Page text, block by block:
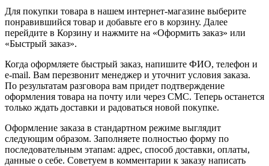
Для покупки товара в нашем интернет-магазине выберите
понравившийся товар и добавьте его в корзину. Далее
перейдите в Корзину и нажмите на «Оформить заказ» или
«Быстрый заказ».
Когда оформляете быстрый заказ, напишите ФИО, телефон и
e-mail. Вам перезвонит менеджер и уточнит условия заказа.
По результатам разговора вам придет подтверждение
оформления товара на почту или через СМС. Теперь останется
только ждать доставки и радоваться новой покупке.
Оформление заказа в стандартном режиме выглядит
следующим образом. Заполняете полностью форму по
последовательным этапам: адрес, способ доставки, оплаты,
данные о себе. Советуем в комментарии к заказу написать